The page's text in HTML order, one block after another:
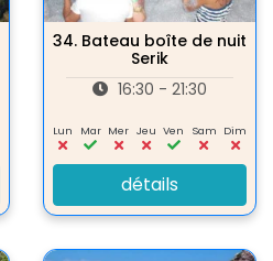
34. Bateau boîte de nuit
Serik
16:30 - 21:30
Lun Mar Mer Jeu Ven Sam Dim
détails